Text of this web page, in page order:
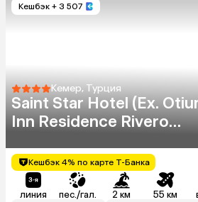
Кешбэк + 3 507
Кемер, Турция
Saint Star Hotel (Ex.
Inn Residence Rivero
Кешбэк 4% по карте Т-Банка
линия пес./гал. 2 км 55 км